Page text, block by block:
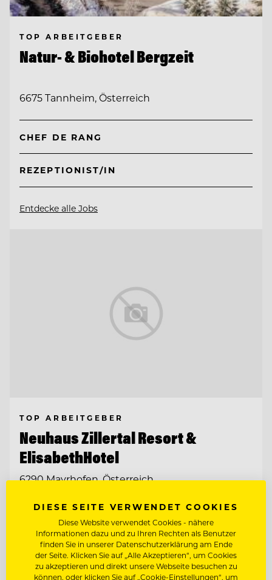
TOP ARBEITGEBER
Natur- & Biohotel Bergzeit
6675 Tannheim, Österreich
CHEF DE RANG
REZEPTIONIST/IN
Entdecke alle Jobs
TOP ARBEITGEBER
Neuhaus Zillertal Resort &
ElisabethHotel
6290 Mayrhofen, Österreich
HAUSDAME / GOUVERNANTE (M/W/D)
CHEF DE RANG MIT SOMMELIER-
KENNTNISSEN
DIESE SEITE VERWENDET COOKIES
Diese Website verwendet Cookies - nähere
Informationen dazu und zu Ihren Rechten als Benutzer
finden Sie in unserer Datenschutzerklärung am Ende
der Seite. Klicken Sie auf „Alle Akzeptieren“, um Cookies
zu akzeptieren und direkt unsere Webseite besuchen zu
können, oder klicken Sie auf „Cookie-Einstellungen“, um